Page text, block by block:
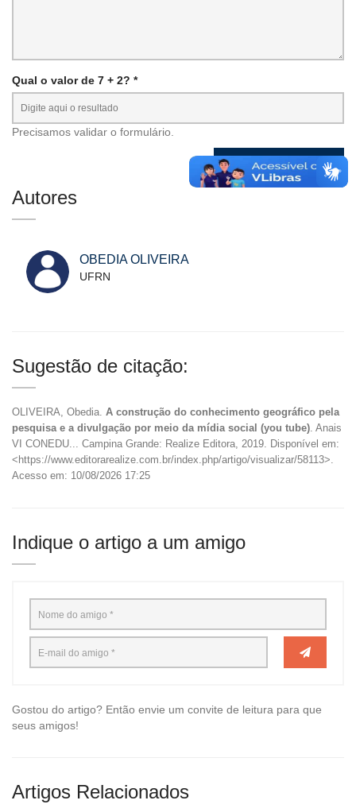
Qual o valor de 7 + 2? *
Precisamos validar o formulário.
Autores
OBEDIA OLIVEIRA
UFRN
Sugestão de citação:
OLIVEIRA, Obedia. A construção do conhecimento geográfico pela
pesquisa e a divulgação por meio da mídia social (you tube). Anais
VI CONEDU... Campina Grande: Realize Editora, 2019. Disponível em:
<https://www.editorarealize.com.br/index.php/artigo/visualizar/58113>.
Acesso em: 10/08/2026 17:25
Indique o artigo a um amigo
Gostou do artigo? Então envie um convite de leitura para que
seus amigos!
Artigos Relacionados